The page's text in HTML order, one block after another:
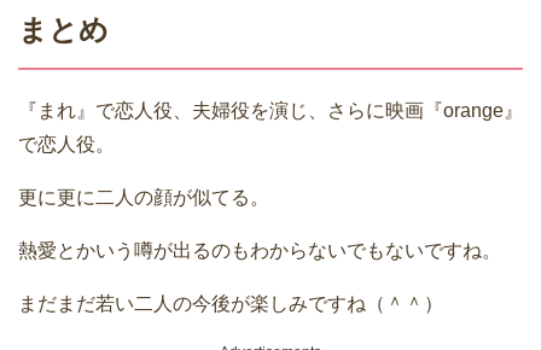
まとめ
『まれ』で恋人役、夫婦役を演じ、さらに映画『orange』
で恋人役。
更に更に二人の顔が似てる。
熱愛とかいう噂が出るのもわからないでもないですね。
まだまだ若い二人の今後が楽しみですね（＾＾）